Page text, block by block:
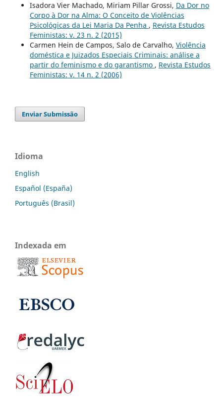
Isadora Vier Machado, Miriam Pillar Grossi, Da Dor no
Corpo à Dor na Alma: O Conceito de Violências
Psicológicas da Lei Maria Da Penha , Revista Estudos
Feministas: v. 23 n. 2 (2015)
Carmen Hein de Campos, Salo de Carvalho, Violência
doméstica e Juizados Especiais Criminais: análise a
partir do feminismo e do garantismo , Revista Estudos
Feministas: v. 14 n. 2 (2006)
Enviar Submissão
Idioma
English
Español (España)
Português (Brasil)
Indexada em